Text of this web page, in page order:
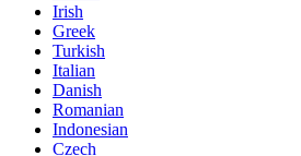
Irish
Greek
Turkish
Italian
Danish
Romanian
Indonesian
Czech